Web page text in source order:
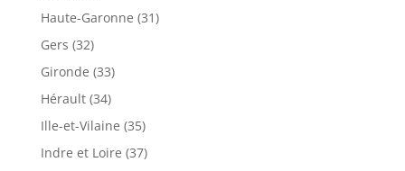
Haute-Garonne (31)
Gers (32)
Gironde (33)
Hérault (34)
Ille-et-Vilaine (35)
Indre et Loire (37)